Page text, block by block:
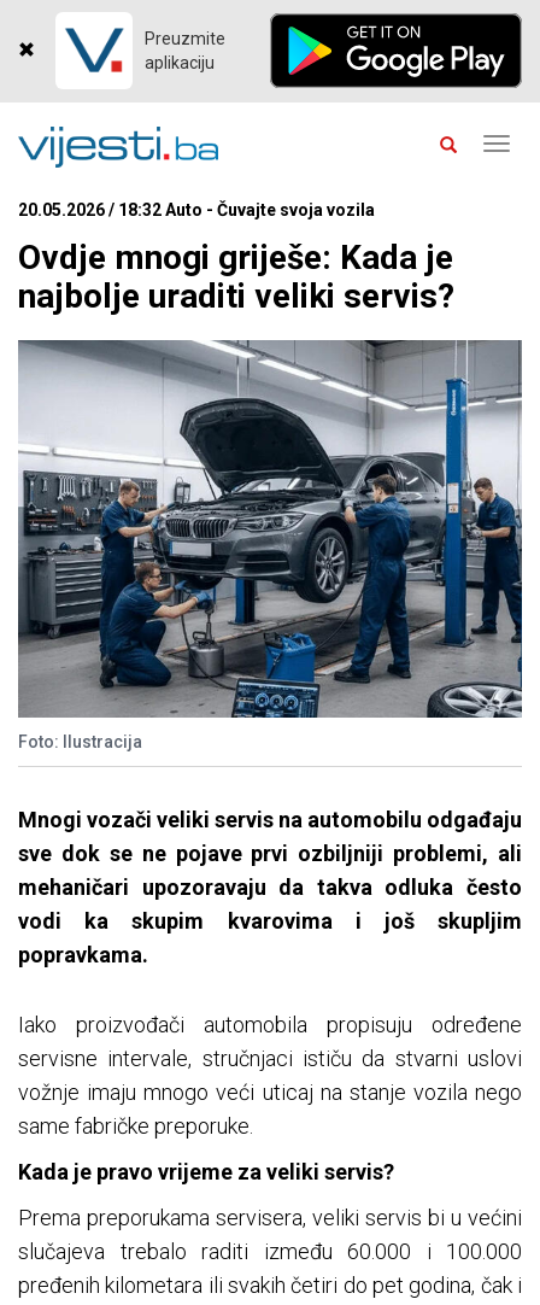
Preuzmite
aplikaciju
20.05.2026 / 18:32 Auto - Čuvajte svoja vozila
Ovdje mnogi griješe: Kada je
najbolje uraditi veliki servis?
Foto: Ilustracija
Mnogi vozači veliki servis na automobilu odgađaju
sve dok se ne pojave prvi ozbiljniji problemi, ali
mehaničari upozoravaju da takva odluka često
vodi ka skupim kvarovima i još skupljim
popravkama.
Iako proizvođači automobila propisuju određene
servisne intervale, stručnjaci ističu da stvarni uslovi
vožnje imaju mnogo veći uticaj na stanje vozila nego
same fabričke preporuke.
Kada je pravo vrijeme za veliki servis?
Prema preporukama servisera, veliki servis bi u većini
slučajeva trebalo raditi između 60.000 i 100.000
pređenih kilometara ili svakih četiri do pet godina, čak i